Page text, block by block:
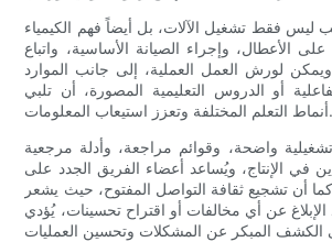
ليس فقط تشغيل الآلات، بل أيضاً فهم الكيمياء
الأعطال، وإجراء الصيانة الأساسية، واتباع
لورش العمل العملية، إلى جانب الموارد
أو الدروس التعليمية المصورة، أن تلبي
أنماط التعلم المختلفة وتعزز استيعاب المعلومات.
واضحة، وقوائم مراجعة، وأدلة مرجعية
في الإنتاج، ويُساعد أعضاء الفريق الجدد على
أن تشجيع ثقافة التواصل المفتوح، حيث يشعر
عن أي مخالفات أو اقتراح تحسينات، يُؤدي